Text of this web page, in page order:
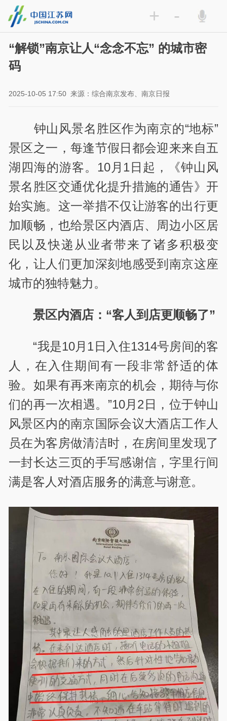
+ -
“解锁”南京让人“念念不忘” 的城市密
码
2025-10-05 17:50 来源：综合南京发布、南京日报
钟山风景名胜区作为南京的“地标”
景区之一，每逢节假日都会迎来来自五
湖四海的游客。10月1日起，《钟山风
景名胜区交通优化提升措施的通告》开
始实施。这一举措不仅让游客的出行更
加顺畅，也给景区内酒店、周边小区居
民以及快递从业者带来了诸多积极变
化，让人们更加深刻地感受到南京这座
城市的独特魅力。
景区内酒店：“客人到店更顺畅了”
“我是10月1日入住1314号房间的客
人，在入住期间有一段非常舒适的体
验。如果有再来南京的机会，期待与你
们的再一次相遇。”10月2日，位于钟山
风景区内的南京国际会议大酒店工作人
员在为客房做清洁时，在房间里发现了
一封长达三页的手写感谢信，字里行间
满是客人对酒店服务的满意与谢意。